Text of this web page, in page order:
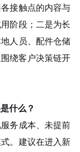
接触点的内容与
阶段；二是为长
人员、配件仓储
绕客户决策链开
什么？
务成本、未提前
。建议在进入新